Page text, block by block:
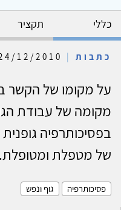
כללי תקציר
כתבות |
על מקומו של הקשר
מקומה של עבודת
בפסיכותרפיה
של מטפלת ומטופלת.
פסיכותרפיה גוף ונפש